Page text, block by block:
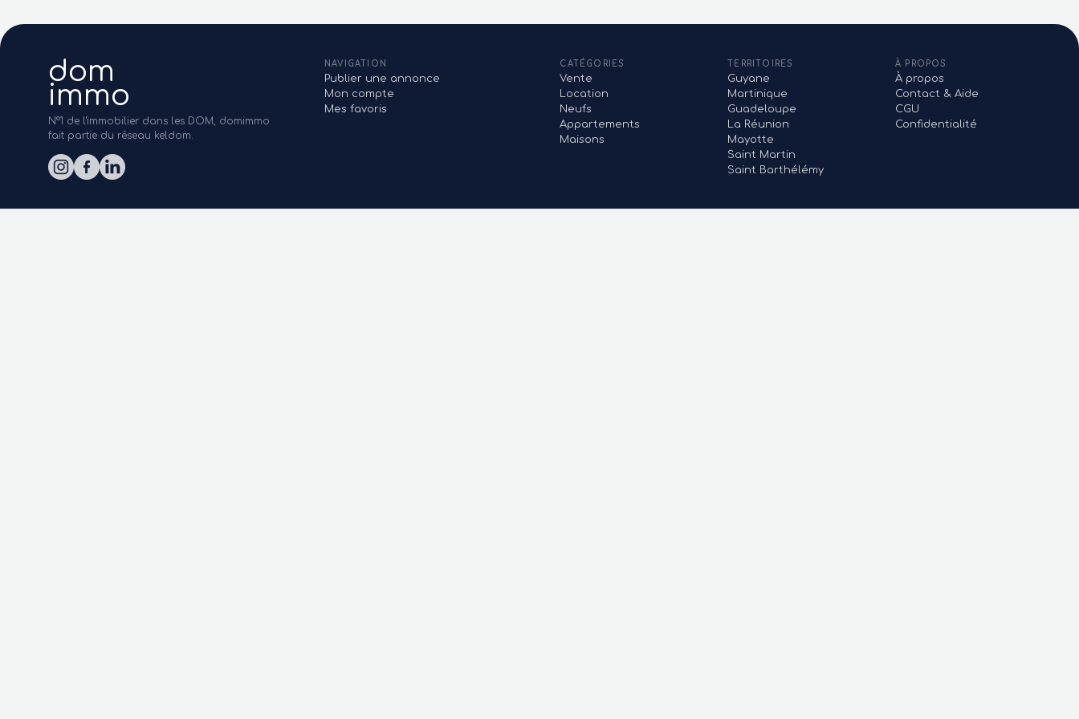
dom
immo
N°1 de l'immobilier dans les DOM, domimmo
fait partie du réseau keldom.
NAVIGATION
Publier une annonce
Mon compte
Mes favoris
CATÉGORIES
Vente
Location
Neufs
Appartements
Maisons
TERRITOIRES
Guyane
Martinique
Guadeloupe
La Réunion
Mayotte
Saint Martin
Saint Barthélémy
À PROPOS
À propos
Contact & Aide
CGU
Confidentialité